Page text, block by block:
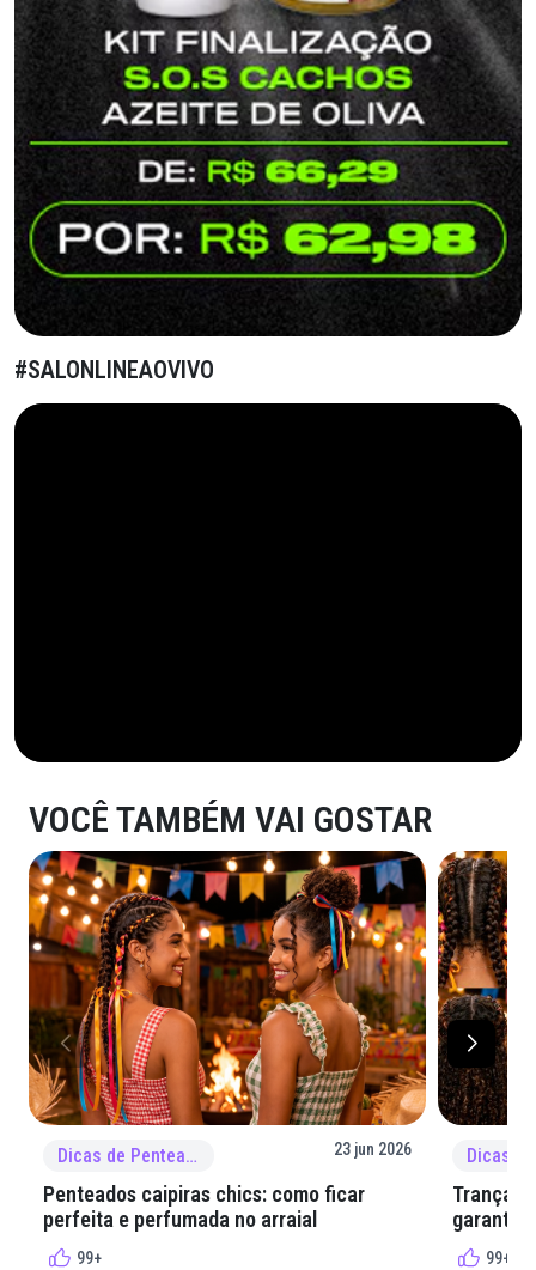
#SALONLINEAOVIVO
VOCÊ TAMBÉM VAI GOSTAR
Dicas de Penteado 23 jun 2026
Penteados caipiras chics: como ficar
perfeita e perfumada no arraial
99+
Tranças
garantir
99+